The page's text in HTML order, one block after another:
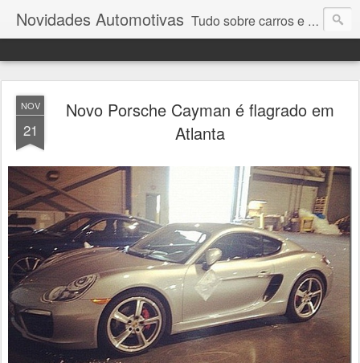
Novidades Automotivas Tudo sobre carros e motores
NOV
21
Novo Porsche Cayman é flagrado em
Atlanta